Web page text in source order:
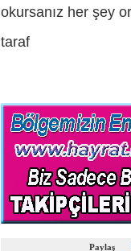
okursanız her şey
taraf
Paylaş